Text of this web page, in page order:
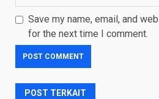
Save my name, email, and
for the next time I comment.
POST TERKAIT